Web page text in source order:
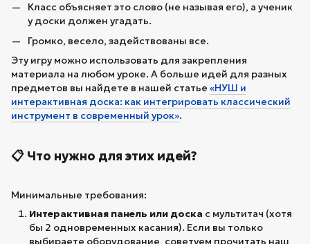
Класс объясняет это слово (не называя его), а ученик
у доски должен угадать.
Громко, весело, задействованы все.
Эту игру можно использовать для закрепления
материала на любом уроке. А больше идей для разных
предметов вы найдете в нашей статье «НУШ и
интерактивная доска: как интегрировать классический
инструмент в современный урок».
📋 Что нужно для этих идей?
Минимальные требования:
Интерактивная панель или доска с мультитач (хотя
бы 2 одновременных касания). Если вы только
выбираете оборудование, советуем прочитать наш